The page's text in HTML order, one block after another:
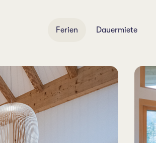
Ferien Dauermiete